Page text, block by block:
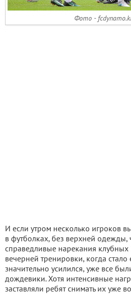
Фото -
И если утром несколько игроков
в футболках, без верхней одежды,
справедливые нарекания клубных
вечерней тренировки, когда
значительно усилился, уже все
дождевики. Хотя интенсивные
заставляли ребят снимать их уже